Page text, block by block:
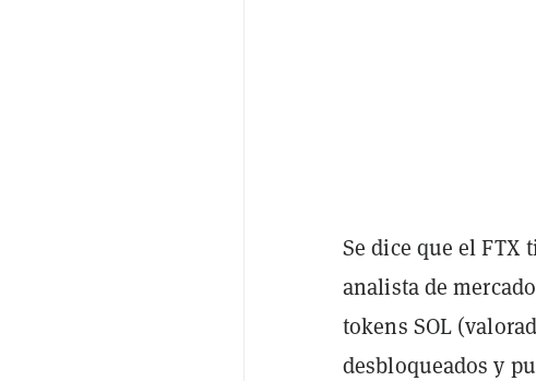
Se dice que el FTX
analista de
tokens SOL
desbloqueados y